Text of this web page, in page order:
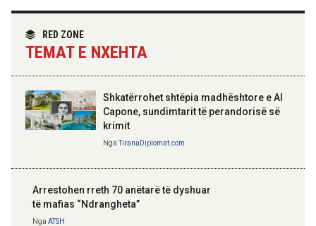
partneritetit strategjik
RED ZONE
TEMAT E NXEHTA
Shkatërrohet shtëpia madhështore e Al
Capone, sundimtarit të perandorisë së
krimit
NgaTiranaDiplomat.com
Arrestohen rreth 70 anëtarë të dyshuar
të mafias “Ndrangheta”
Nga ATSH